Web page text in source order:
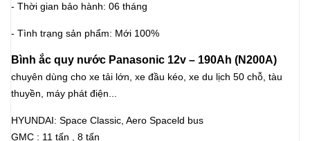
- Thời gian bảo hành: 06 tháng
- Tình trạng sản phẩm: Mới 100%
Bình ắc quy nước Panasonic 12v – 190Ah (N200A)
chuyên dùng cho xe tải lớn, xe đầu kéo, xe du lịch 50 chỗ, tàu
thuyền, máy phát điện...
HYUNDAI: Space Classic, Aero Spaceld bus
GMC : 11 tấn , 8 tấn